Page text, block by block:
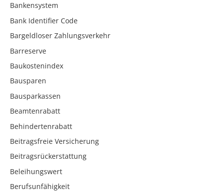
Bankensystem
Bank Identifier Code
Bargeldloser Zahlungsverkehr
Barreserve
Baukostenindex
Bausparen
Bausparkassen
Beamtenrabatt
Behindertenrabatt
Beitragsfreie Versicherung
Beitragsrückerstattung
Beleihungswert
Berufsunfähigkeit